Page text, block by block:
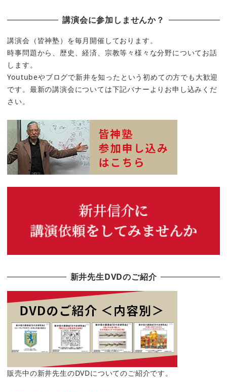
講演会に参加しませんか？
講演会（皆神塾）を毎月開催しております。
時事問題から、歴史、経済、宗教等々様々な分野についてお話
します。
Youtubeやブログで新井を知ったという初めての方でも大歓迎
です。最新の講演会については下記バナーよりお申し込みくだ
さい。
新井先生DVDのご紹介
販売中の新井先生のDVDについてのご紹介です。